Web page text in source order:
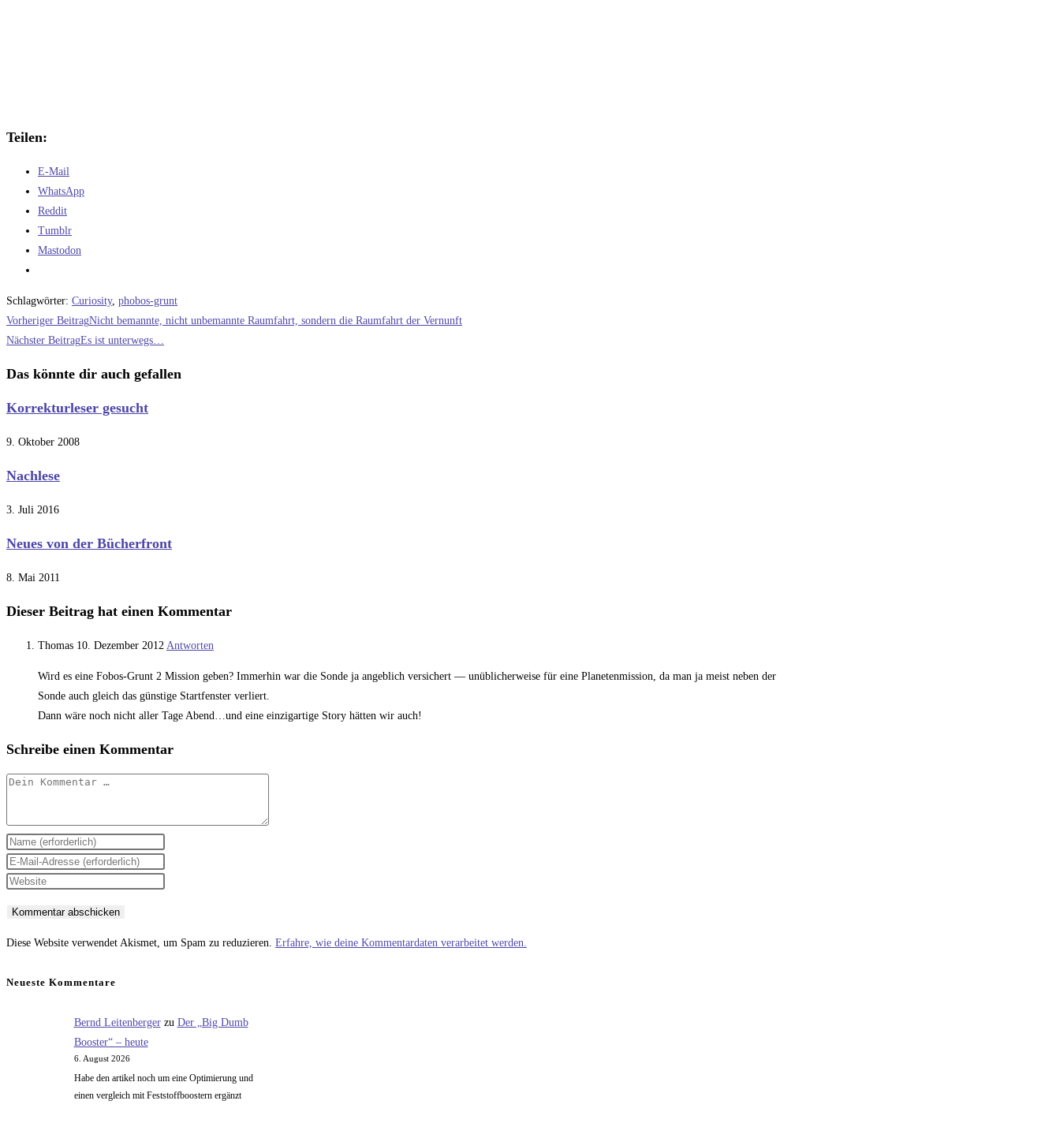
Teilen:
E-Mail
WhatsApp
Reddit
Tumblr
Mastodon
Schlagwörter: Curiosity, phobos-grunt
Weitere
Artikel
ansehen
Vorheriger BeitragNicht bemannte, nicht unbemannte Raumfahrt, sondern die Raumfahrt der Vernunft
Nächster BeitragEs ist unterwegs…
Das könnte dir auch gefallen
Korrekturleser gesucht
9. Oktober 2008
Nachlese
3. Juli 2016
Neues von der Bücherfront
8. Mai 2011
Dieser Beitrag hat einen Kommentar
Thomas 10. Dezember 2012 Antworten
Wird es eine Fobos-Grunt 2 Mission geben? Immerhin war die Sonde ja angeblich versichert — unüblicherweise für eine Planetenmission, da man ja meist neben der
Sonde auch gleich das günstige Startfenster verliert.
Dann wäre noch nicht aller Tage Abend…und eine einzigartige Story hätten wir auch!
Schreibe einen Kommentar
Kommentar
Gib
deinen
Namen
zum
ein
Gib
deine
Adresse
Kommentieren
Gib
URL
(optional)
Diese Website verwendet Akismet, um Spam zu reduzieren. Erfahre, wie deine Kommentardaten verarbeitet werden.
Neueste Kommentare
Bernd Leitenbergerzu Der „Big Dumb
Booster“ – heute
6. August 2026
Habe den artikel noch um eine Optimierung und
einen vergleich mit Feststoffboostern ergänzt